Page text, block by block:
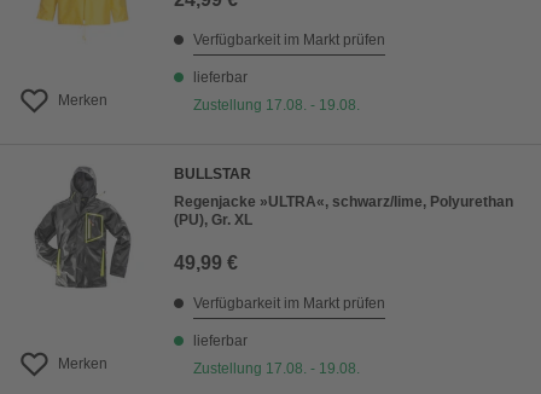
Merken
Verfügbarkeit im Markt prüfen
lieferbar
Zustellung 17.08. - 19.08.
Merken
BULLSTAR
Regenjacke »ULTRA«, schwarz/lime, Polyurethan
(PU), Gr. XL
49,99 €
Verfügbarkeit im Markt prüfen
lieferbar
Zustellung 17.08. - 19.08.